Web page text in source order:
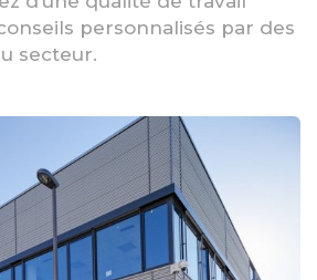
personnalisés par des
secteur.